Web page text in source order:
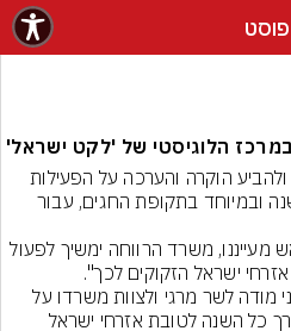
פוסט
הלוגיסטי של 'לקט ישראל'
השר מרגי: "הגעתי לראות מקרוב ולהביע הוקרה והערכה על הפעילות
נושא הביטחון התזונתי נמצא בראש מעייננו, משרד הרווחה ימשיך לפעול
ישראל הזקוקים לכך".
מנכ"ל 'לקט ישראל' גידי כרוך: "אני מודה לשר מרגי ולצוות משרדו על